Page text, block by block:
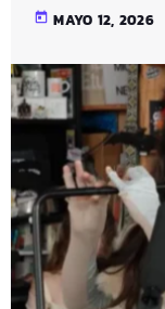
today MAYO 12, 2026